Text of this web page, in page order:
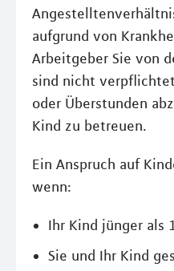
aufgrund von
Arbeitgeber Sie von
sind nicht
oder Überstunden
Kind zu betreuen.
Ein Anspruch auf
wenn:
Ihr Kind jünger als
Sie und Ihr Kind